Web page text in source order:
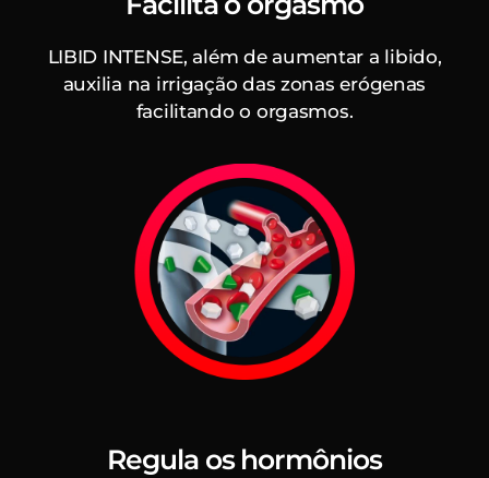
LIBID INTENSE, além de aumentar a libido,
auxilia na irrigação das zonas erógenas
facilitando o orgasmos.
Regula os hormônios